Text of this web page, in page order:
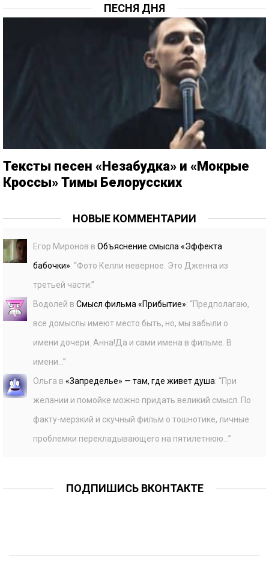
ПЕСНЯ ДНЯ
Тексты песен «Незабудка» и «Мокрые
Кроссы» Тимы Белорусских
НОВЫЕ КОММЕНТАРИИ
Егор Миронов в Объяснение смысла «Эффекта
бабочки»: “Фото Келли неверное. Это Дженна из
третьей части.”
Водолей в Смысл фильма «Прибытие»: “Предполагаю,
все домыслы имеют место быть, но, мы забыли о
имени дочери. Анна!Да и сами имена в фильме. В
имени… ”
Ольга в «Запределье» — там, где живет душа: “При
желании и помойке можно придать великий смысл. По
факту-мерзкий и скучный фильм о тошнотике, личные
проблемки перекладывающего на пятилетнюю… ”
ПОДПИШИСЬ ВКОНТАКТЕ